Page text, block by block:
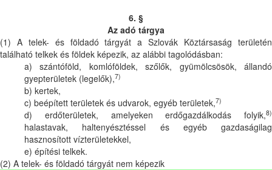
6. §
Az adó tárgya
(1) A telek- és földadó tárgyát a Szlovák Köztársaság területén
található telkek és földek képezik, az alábbi tagolódásban:
a) szántóföld, komlóföldek, szőlők, gyümölcsösök, állandó
gyepterületek (legelők),7)
b) kertek,
c) beépített területek és udvarok, egyéb területek,7)
d) erdőterületek, amelyeken erdőgazdálkodás folyik,8)
halastavak, haltenyésztéssel és egyéb gazdaságilag
hasznosított vízterületekkel,
e) építési telkek.
(2) A telek- és földadó tárgyát nem képezik